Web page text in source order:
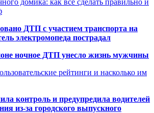
ДТП с участием транспорта на
электромопеда пострадал
ночное ДТП унесло жизнь мужчины
рейтинги и насколько им
контроль и предупредила водителей
из-за городского выпускного